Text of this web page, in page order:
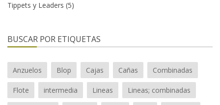
Tippets y Leaders (5)
BUSCAR POR ETIQUETAS
Anzuelos Blop Cajas Cañas Combinadas
Flote intermedia Lineas Lineas; combinadas